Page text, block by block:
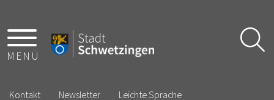
MENÜ
Kontakt Newsletter
Leichte Sprache